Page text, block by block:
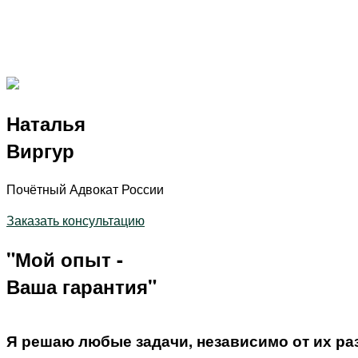
Наталья
Виргур
Почётный Адвокат России
Заказать консультацию
"Мой опыт -
Ваша гарантия"
Я решаю любые задачи, независимо от их